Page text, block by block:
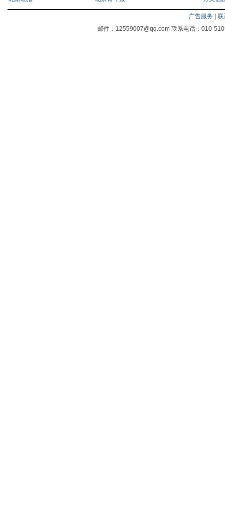
广告服务
联
邮件：12559007@qq.com 联系电话：010-